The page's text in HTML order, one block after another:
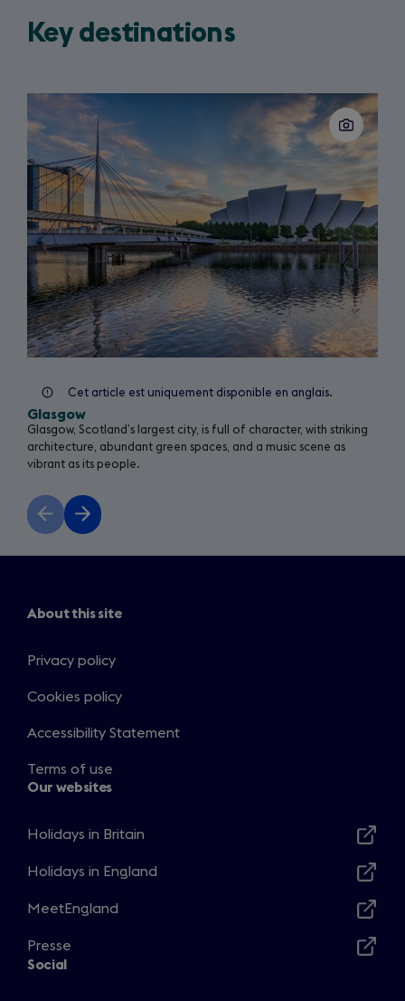
e
Key destinations
of
Cet article est uniquement disponible en anglais.
Glasgow
Glasgow, Scotland’s largest city, is full of character, with striking
architecture, abundant green spaces, and a music scene as
vibrant as its people.
Previous
slide
Next
slide
About this site
Privacy policy
Cookies policy
Accessibility Statement
Terms of use
Our websites
Holidays in Britain
in
new
Holidays in England
in
new
window
MeetEngland
in
a
Presse
Opens
Social